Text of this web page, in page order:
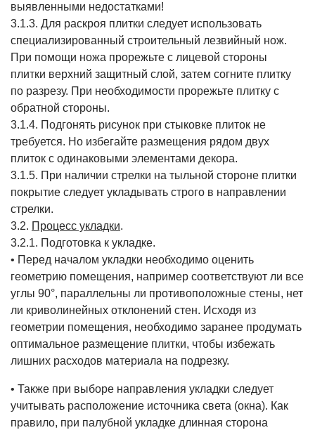
выявленными недостатками!
3.1.3. Для раскроя плитки следует использовать
специализированный строительный лезвийный нож.
При помощи ножа прорежьте с лицевой стороны
плитки верхний защитный слой, затем согните плитку
по разрезу. При необходимости прорежьте плитку с
обратной стороны.
3.1.4. Подгонять рисунок при стыковке плиток не
требуется. Но избегайте размещения рядом двух
плиток с одинаковыми элементами декора.
3.1.5. При наличии стрелки на тыльной стороне плитки
покрытие следует укладывать строго в направлении
стрелки.
3.2. Процесс укладки.
3.2.1. Подготовка к укладке.
• Перед началом укладки необходимо оценить
геометрию помещения, например соответствуют ли все
углы 90°, параллельны ли противоположные стены, нет
ли криволинейных отклонений стен. Исходя из
геометрии помещения, необходимо заранее продумать
оптимальное размещение плитки, чтобы избежать
лишних расходов материала на подрезку.
• Также при выборе направления укладки следует
учитывать расположение источника света (окна). Как
правило, при палубной укладке длинная сторона